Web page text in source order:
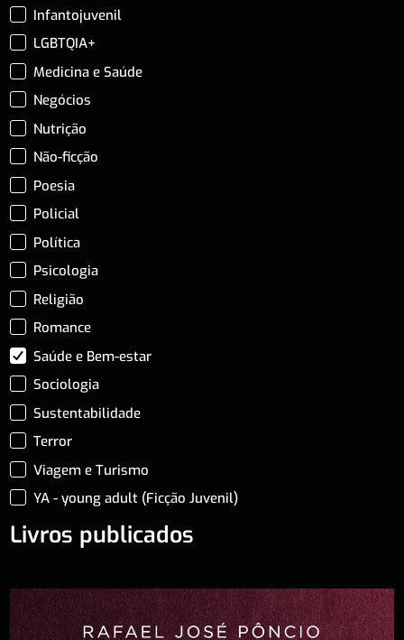
Infantojuvenil
LGBTQIA+
Medicina e Saúde
Negócios
Nutrição
Não-ficção
Poesia
Policial
Política
Psicologia
Religião
Romance
Saúde e Bem-estar
Sociologia
Sustentabilidade
Terror
Viagem e Turismo
YA - young adult (Ficção Juvenil)
Livros publicados